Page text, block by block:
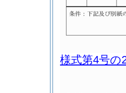
様式第4号の